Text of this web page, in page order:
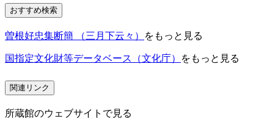
おすすめ検索
曽根好忠集断簡 （三月下云々） をもっと見る
国指定文化財等データベース（文化庁） をもっと見る
関連リンク
所蔵館のウェブサイトで見る